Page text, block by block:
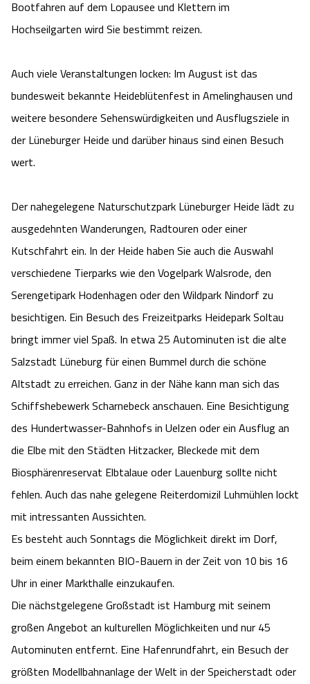
Bootfahren auf dem Lopausee und Klettern im
Hochseilgarten wird Sie bestimmt reizen.
Auch viele Veranstaltungen locken: Im August ist das
bundesweit bekannte Heideblütenfest in Amelinghausen und
weitere besondere Sehenswürdigkeiten und Ausflugsziele in
der Lüneburger Heide und darüber hinaus sind einen Besuch
wert.
Der nahegelegene Naturschutzpark Lüneburger Heide lädt zu
ausgedehnten Wanderungen, Radtouren oder einer
Kutschfahrt ein. In der Heide haben Sie auch die Auswahl
verschiedene Tierparks wie den Vogelpark Walsrode, den
Serengetipark Hodenhagen oder den Wildpark Nindorf zu
besichtigen. Ein Besuch des Freizeitparks Heidepark Soltau
bringt immer viel Spaß. In etwa 25 Autominuten ist die alte
Salzstadt Lüneburg für einen Bummel durch die schöne
Altstadt zu erreichen. Ganz in der Nähe kann man sich das
Schiffshebewerk Scharnebeck anschauen. Eine Besichtigung
des Hundertwasser-Bahnhofs in Uelzen oder ein Ausflug an
die Elbe mit den Städten Hitzacker, Bleckede mit dem
Biosphärenreservat Elbtalaue oder Lauenburg sollte nicht
fehlen. Auch das nahe gelegene Reiterdomizil Luhmühlen lockt
mit intressanten Aussichten.
Es besteht auch Sonntags die Möglichkeit direkt im Dorf,
beim einem bekannten BIO-Bauern in der Zeit von 10 bis 16
Uhr in einer Markthalle einzukaufen.
Die nächstgelegene Großstadt ist Hamburg mit seinem
großen Angebot an kulturellen Möglichkeiten und nur 45
Autominuten entfernt. Eine Hafenrundfahrt, ein Besuch der
größten Modellbahnanlage der Welt in der Speicherstadt oder